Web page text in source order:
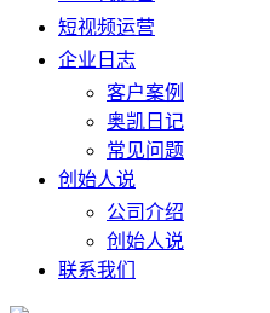
短视频运营
企业日志
客户案例
奥凯日记
常见问题
创始人说
公司介绍
创始人说
联系我们